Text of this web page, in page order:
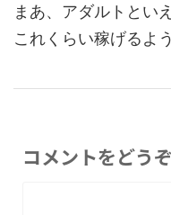
まあ、アダルトとい
これくらい稼げるよ
コメントをどう